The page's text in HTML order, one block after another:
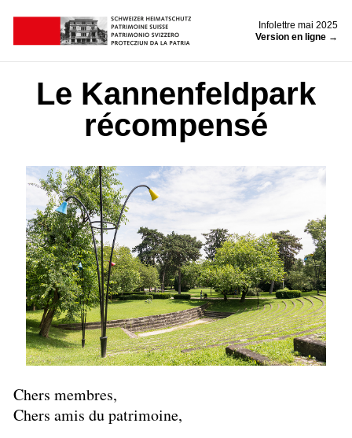
Infolettre mai 2025
Version en ligne →
Le Kannenfeldpark
récompensé
Chers membres,
Chers amis du patrimoine,